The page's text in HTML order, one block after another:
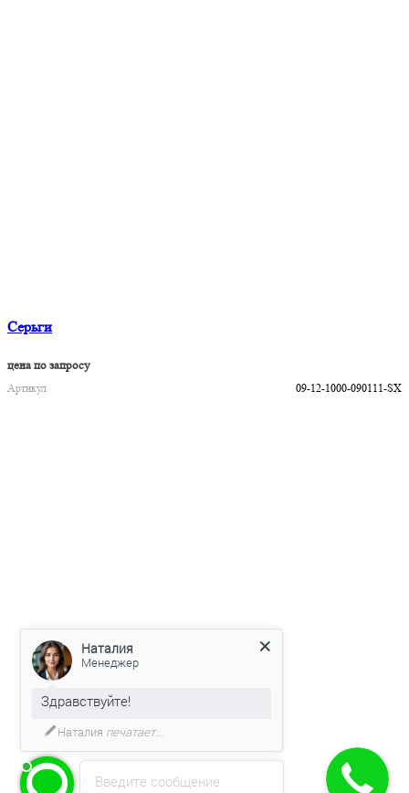
Серьги
цена по запросу
Артикул
09-12-1000-090111-SX
Введите сообщение
Наталия
Менеджер
Здравствуйте!
Наталия печатает...